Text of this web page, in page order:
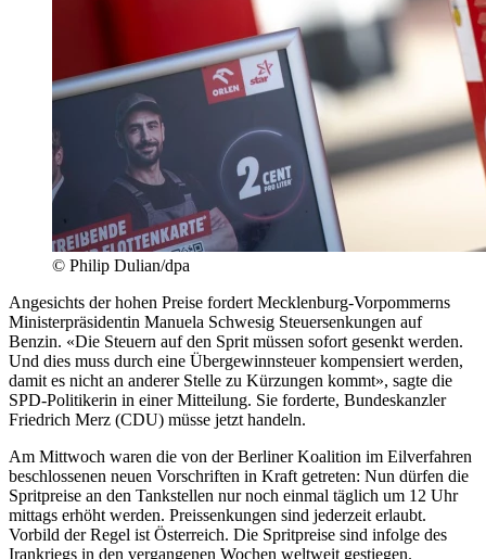
© Philip Dulian/dpa
Angesichts der hohen Preise fordert Mecklenburg-Vorpommerns
Ministerpräsidentin Manuela Schwesig Steuersenkungen auf
Benzin. «Die Steuern auf den Sprit müssen sofort gesenkt werden.
Und dies muss durch eine Übergewinnsteuer kompensiert werden,
damit es nicht an anderer Stelle zu Kürzungen kommt», sagte die
SPD-Politikerin in einer Mitteilung. Sie forderte, Bundeskanzler
Friedrich Merz (CDU) müsse jetzt handeln.
Am Mittwoch waren die von der Berliner Koalition im Eilverfahren
beschlossenen neuen Vorschriften in Kraft getreten: Nun dürfen die
Spritpreise an den Tankstellen nur noch einmal täglich um 12 Uhr
mittags erhöht werden. Preissenkungen sind jederzeit erlaubt.
Vorbild der Regel ist Österreich. Die Spritpreise sind infolge des
Irankriegs in den vergangenen Wochen weltweit gestiegen.